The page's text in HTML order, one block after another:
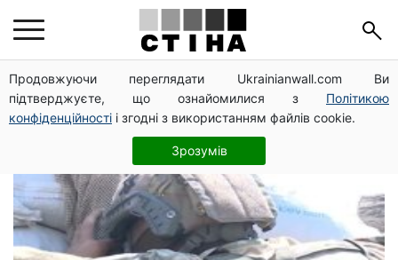
Продовжуючи переглядати Ukrainianwall.com Ви
підтверджуєте, що ознайомилися з Політикою
конфіденційності і згодні з використанням файлів cookie.
Зрозумів
ООС